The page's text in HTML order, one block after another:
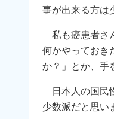
事が出来る方は
私も癌患者さ
何かやっておき
か？」とか、手
日本人の国民
少数派だと思い